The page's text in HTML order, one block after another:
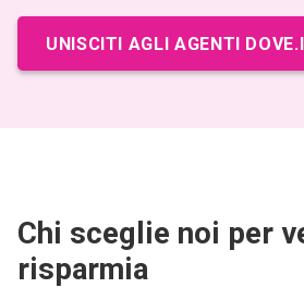
UNISCITI AGLI AGENTI
Chi sceglie noi per
risparmia